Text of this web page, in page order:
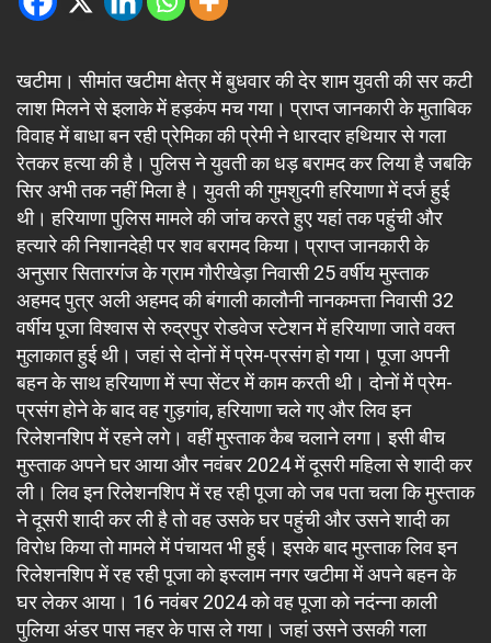
खटीमा। सीमांत खटीमा क्षेत्र में बुधवार की देर शाम युवती की सर कटी
लाश मिलने से इलाके में हड़कंप मच गया। प्राप्त जानकारी के मुताबिक
विवाह में बाधा बन रही प्रेमिका की प्रेमी ने धारदार हथियार से गला
रेतकर हत्या की है। पुलिस ने युवती का धड़ बरामद कर लिया है जबकि
सिर अभी तक नहीं मिला है। युवती की गुमशुदगी हरियाणा में दर्ज हुई
थी। हरियाणा पुलिस मामले की जांच करते हुए यहां तक पहुंची और
हत्यारे की निशानदेही पर शव बरामद किया। प्राप्त जानकारी के
अनुसार सितारगंज के ग्राम गौरीखेड़ा निवासी 25 वर्षीय मुस्ताक
अहमद पुत्र अली अहमद की बंगाली कालौनी नानकमत्ता निवासी 32
वर्षीय पूजा विश्वास से रुद्रपुर रोडवेज स्टेशन में हरियाणा जाते वक्त
मुलाकात हुई थी। जहां से दोनों में प्रेम-प्रसंग हो गया। पूजा अपनी
बहन के साथ हरियाणा में स्पा सेंटर में काम करती थी। दोनों में प्रेम-
प्रसंग होने के बाद वह गुड़गांव, हरियाणा चले गए और लिव इन
रिलेशनशिप में रहने लगे। वहीं मुस्ताक कैब चलाने लगा। इसी बीच
मुस्ताक अपने घर आया और नवंबर 2024 में दूसरी महिला से शादी कर
ली। लिव इन रिलेशनशिप में रह रही पूजा को जब पता चला कि मुस्ताक
ने दूसरी शादी कर ली है तो वह उसके घर पहुंची और उसने शादी का
विरोध किया तो मामले में पंचायत भी हुई। इसके बाद मुस्ताक लिव इन
रिलेशनशिप में रह रही पूजा को इस्लाम नगर खटीमा में अपने बहन के
घर लेकर आया। 16 नवंबर 2024 को वह पूजा को नदंन्ना काली
पुलिया अंडर पास नहर के पास ले गया। जहां उसने उसकी गला